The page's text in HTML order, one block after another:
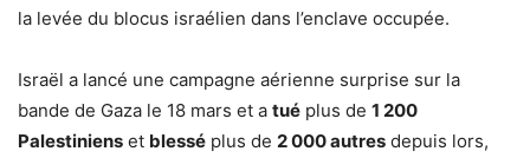
la levée du blocus israélien dans l’enclave occupée.
Israël a lancé une campagne aérienne surprise sur la
bande de Gaza le 18 mars et a tué plus de 1 200
Palestiniens et blessé plus de 2 000 autres depuis lors,